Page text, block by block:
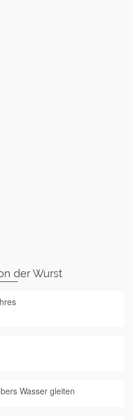
der Wurst
Wasser gleiten